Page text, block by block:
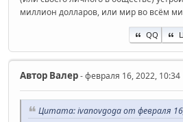
миллион долларов, или мир во всём
QQ
Автор Валер- февраля 16, 2022, 10:34
Цитата: ivanovgoga от февраля